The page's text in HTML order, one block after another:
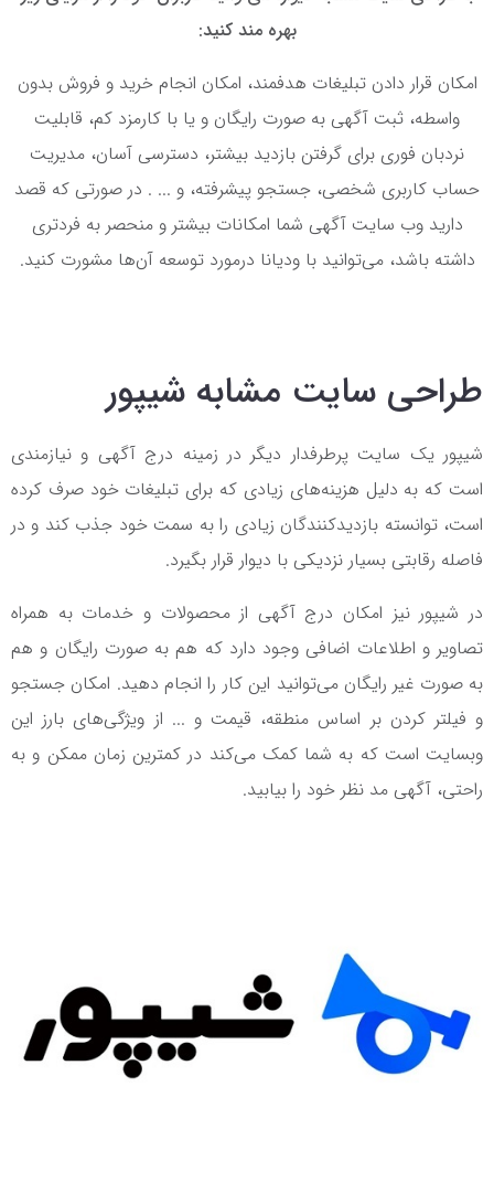
بهره مند کنید:
امکان قرار دادن تبلیغات هدفمند، امکان انجام خرید و فروش بدون
واسطه، ثبت آگهی به صورت رایگان و یا با کارمزد کم، قابلیت
نردبان فوری برای گرفتن بازدید بیشتر، دسترسی آسان، مدیریت
حساب کاربری شخصی، جستجو پیشرفته، و ... . در صورتی که قصد
دارید وب سایت آگهی شما امکانات بیشتر و منحصر به فردتری
داشته باشد، می‌توانید با ودیانا درمورد توسعه آن‌ها مشورت کنید.
طراحی سایت مشابه شیپور
شیپور یک سایت پرطرفدار دیگر در زمینه درج آگهی و نیازمندی
است که به دلیل هزینه‌های زیادی که برای تبلیغات خود صرف کرده
است، توانسته بازدیدکنندگان زیادی را به سمت خود جذب کند و در
فاصله رقابتی بسیار نزدیکی با دیوار قرار بگیرد.
در شیپور نیز امکان درج آگهی از محصولات و خدمات به همراه
تصاویر و اطلاعات اضافی وجود دارد که هم به صورت رایگان و هم
به صورت غیر رایگان می‌توانید این کار را انجام دهید. امکان جستجو
و فیلتر کردن بر اساس منطقه، قیمت و ... از ویژگی‌های بارز این
وبسایت است که به شما کمک می‌کند در کمترین زمان ممکن و به
راحتی، آگهی مد نظر خود را بیابید.